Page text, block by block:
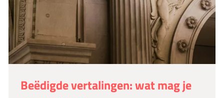
Beëdigde vertalingen: wat mag je